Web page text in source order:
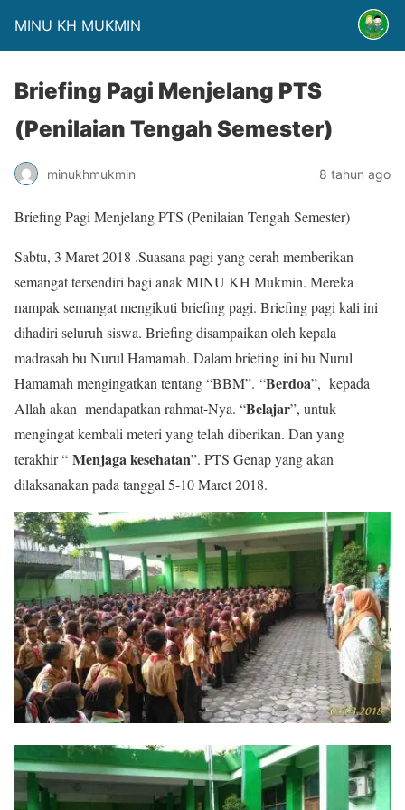
MINU KH MUKMIN
Briefing Pagi Menjelang PTS
(Penilaian Tengah Semester)
minukhmukmin 8 tahun ago
Briefing Pagi Menjelang PTS (Penilaian Tengah Semester)
Sabtu, 3 Maret 2018 .Suasana pagi yang cerah memberikan
semangat tersendiri bagi anak MINU KH Mukmin. Mereka
nampak semangat mengikuti briefing pagi. Briefing pagi kali ini
dihadiri seluruh siswa. Briefing disampaikan oleh kepala
madrasah bu Nurul Hamamah. Dalam briefing ini bu Nurul
Hamamah mengingatkan tentang “BBM”. “Berdoa”, kepada
Allah akan mendapatkan rahmat-Nya. “Belajar”, untuk
mengingat kembali meteri yang telah diberikan. Dan yang
terakhir “ Menjaga kesehatan”. PTS Genap yang akan
dilaksanakan pada tanggal 5-10 Maret 2018.